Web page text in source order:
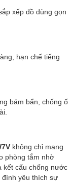
xếp đồ dùng gọn
hạn chế tiếng
bám bẩn, chống ố
không chỉ mang
phòng tắm nhờ
kết cấu chống nước
đình yêu thích sự